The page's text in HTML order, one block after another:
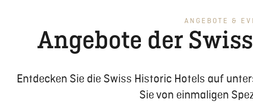
ANGEBOTE &
Angebote der
Entdecken Sie die Swiss Historic Hotels auf
Sie von einmaligen